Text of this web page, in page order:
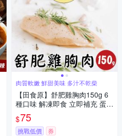
肉質軟嫩 鮮甜美味 多汁不乾柴
【田食原】舒肥雞胸肉150g 6
種口味 解凍即食 立即補充 蛋白
低卡 大份量 拆封即食
$75
挑戰低價 券